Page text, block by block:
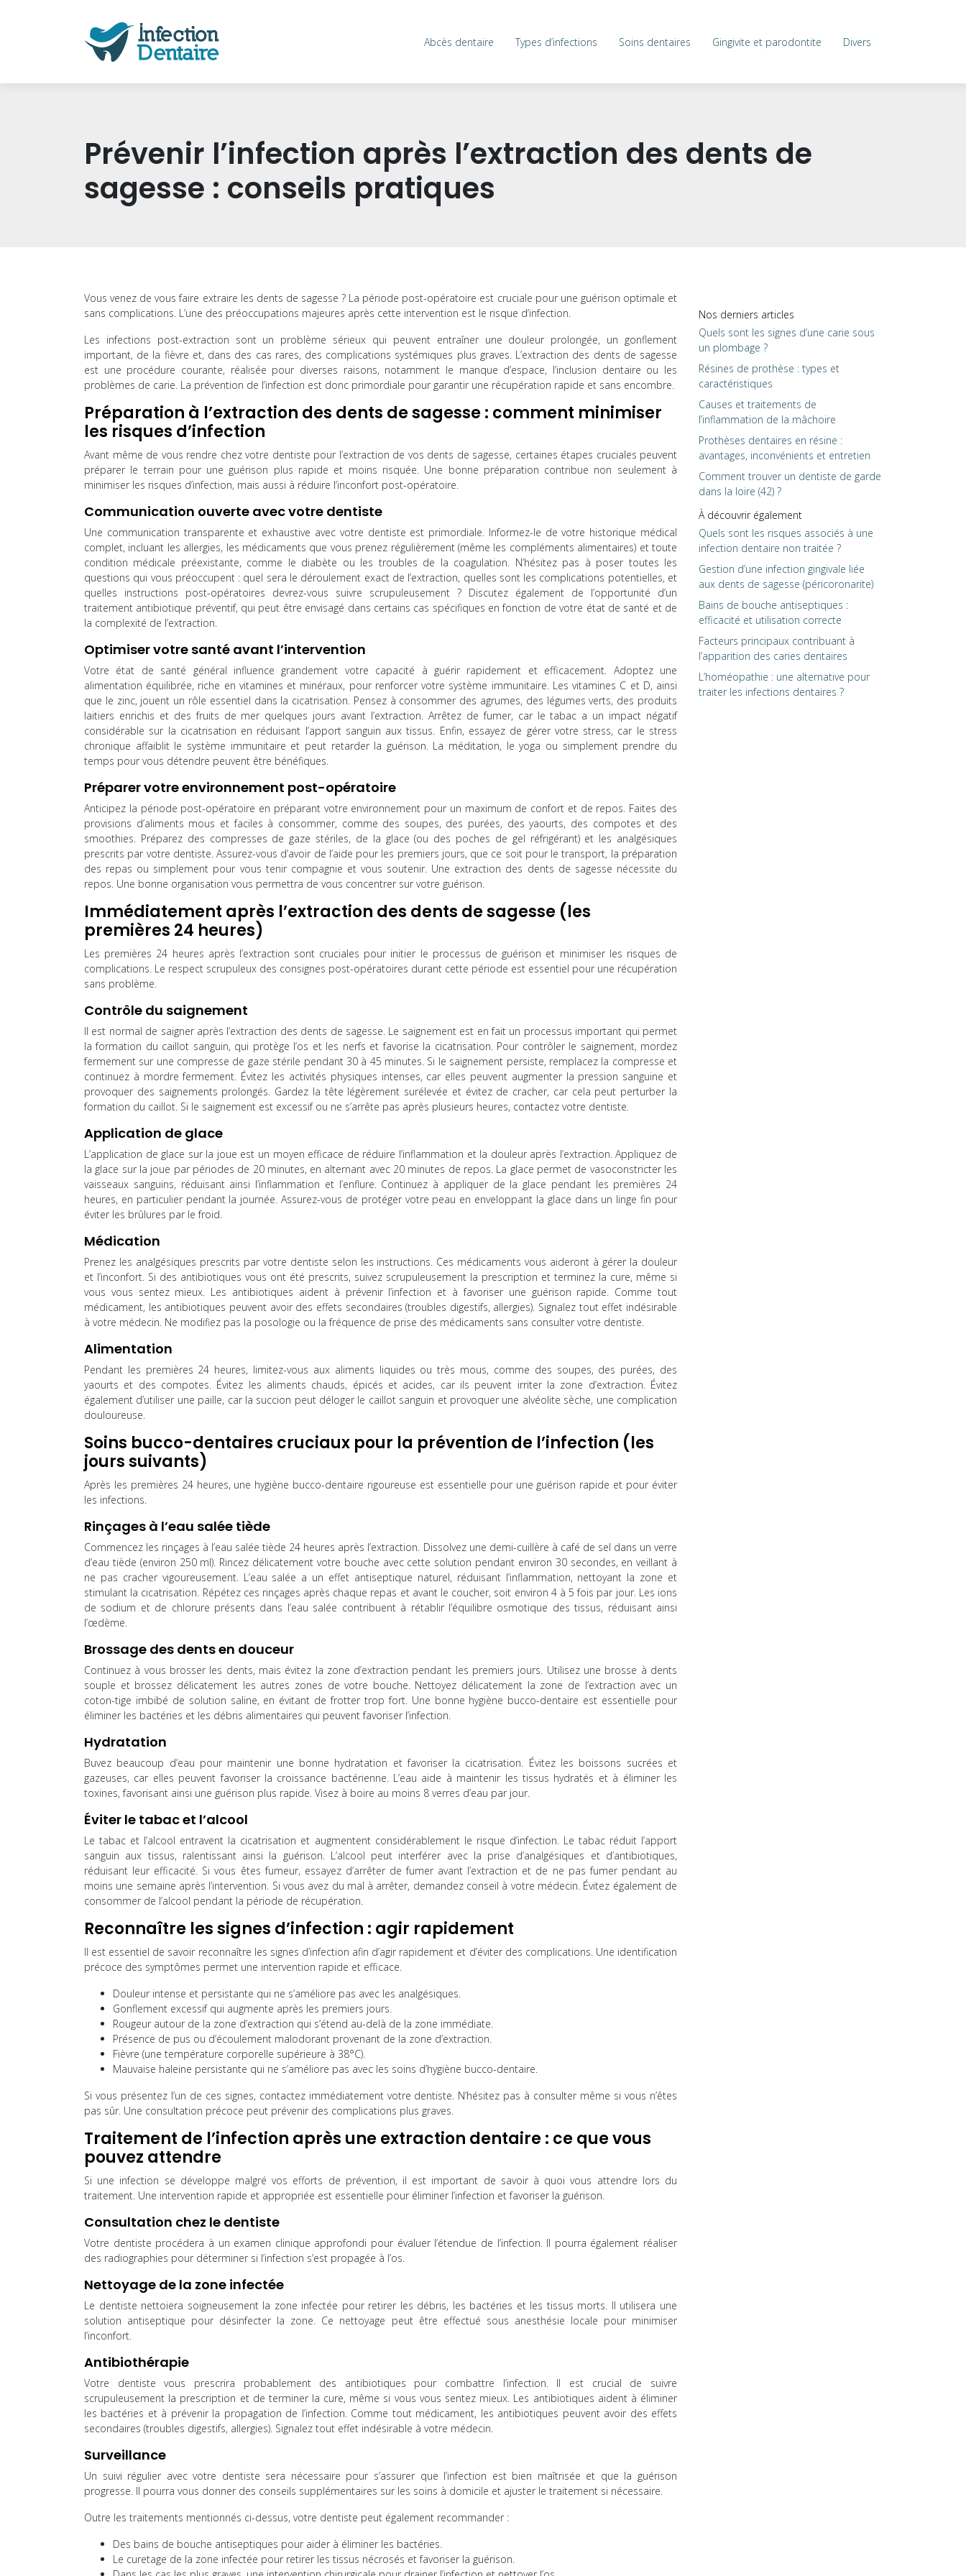
Abcès dentaire Types d’infections Soins dentaires Gingivite et parodontite Divers
Prévenir l’infection après l’extraction des dents de
sagesse : conseils pratiques
Vous venez de vous faire extraire les dents de sagesse ? La période post-opératoire est cruciale pour une guérison optimale et
sans complications. L’une des préoccupations majeures après cette intervention est le risque d’infection.
Les infections post-extraction sont un problème sérieux qui peuvent entraîner une douleur prolongée, un gonflement
important, de la fièvre et, dans des cas rares, des complications systémiques plus graves. L’extraction des dents de sagesse
est une procédure courante, réalisée pour diverses raisons, notamment le manque d’espace, l’inclusion dentaire ou les
problèmes de carie. La prévention de l’infection est donc primordiale pour garantir une récupération rapide et sans encombre.
Préparation à l’extraction des dents de sagesse : comment minimiser
les risques d’infection
Avant même de vous rendre chez votre dentiste pour l’extraction de vos dents de sagesse, certaines étapes cruciales peuvent
préparer le terrain pour une guérison plus rapide et moins risquée. Une bonne préparation contribue non seulement à
minimiser les risques d’infection, mais aussi à réduire l’inconfort post-opératoire.
Communication ouverte avec votre dentiste
Une communication transparente et exhaustive avec votre dentiste est primordiale. Informez-le de votre historique médical
complet, incluant les allergies, les médicaments que vous prenez régulièrement (même les compléments alimentaires) et toute
condition médicale préexistante, comme le diabète ou les troubles de la coagulation. N’hésitez pas à poser toutes les
questions qui vous préoccupent : quel sera le déroulement exact de l’extraction, quelles sont les complications potentielles, et
quelles instructions post-opératoires devrez-vous suivre scrupuleusement ? Discutez également de l’opportunité d’un
traitement antibiotique préventif, qui peut être envisagé dans certains cas spécifiques en fonction de votre état de santé et de
la complexité de l’extraction.
Optimiser votre santé avant l’intervention
Votre état de santé général influence grandement votre capacité à guérir rapidement et efficacement. Adoptez une
alimentation équilibrée, riche en vitamines et minéraux, pour renforcer votre système immunitaire. Les vitamines C et D, ainsi
que le zinc, jouent un rôle essentiel dans la cicatrisation. Pensez à consommer des agrumes, des légumes verts, des produits
laitiers enrichis et des fruits de mer quelques jours avant l’extraction. Arrêtez de fumer, car le tabac a un impact négatif
considérable sur la cicatrisation en réduisant l’apport sanguin aux tissus. Enfin, essayez de gérer votre stress, car le stress
chronique affaiblit le système immunitaire et peut retarder la guérison. La méditation, le yoga ou simplement prendre du
temps pour vous détendre peuvent être bénéfiques.
Préparer votre environnement post-opératoire
Anticipez la période post-opératoire en préparant votre environnement pour un maximum de confort et de repos. Faites des
provisions d’aliments mous et faciles à consommer, comme des soupes, des purées, des yaourts, des compotes et des
smoothies. Préparez des compresses de gaze stériles, de la glace (ou des poches de gel réfrigérant) et les analgésiques
prescrits par votre dentiste. Assurez-vous d’avoir de l’aide pour les premiers jours, que ce soit pour le transport, la préparation
des repas ou simplement pour vous tenir compagnie et vous soutenir. Une extraction des dents de sagesse nécessite du
repos. Une bonne organisation vous permettra de vous concentrer sur votre guérison.
Immédiatement après l’extraction des dents de sagesse (les
premières 24 heures)
Les premières 24 heures après l’extraction sont cruciales pour initier le processus de guérison et minimiser les risques de
complications. Le respect scrupuleux des consignes post-opératoires durant cette période est essentiel pour une récupération
sans problème.
Contrôle du saignement
Il est normal de saigner après l’extraction des dents de sagesse. Le saignement est en fait un processus important qui permet
la formation du caillot sanguin, qui protège l’os et les nerfs et favorise la cicatrisation. Pour contrôler le saignement, mordez
fermement sur une compresse de gaze stérile pendant 30 à 45 minutes. Si le saignement persiste, remplacez la compresse et
continuez à mordre fermement. Évitez les activités physiques intenses, car elles peuvent augmenter la pression sanguine et
provoquer des saignements prolongés. Gardez la tête légèrement surélevée et évitez de cracher, car cela peut perturber la
formation du caillot. Si le saignement est excessif ou ne s’arrête pas après plusieurs heures, contactez votre dentiste.
Application de glace
L’application de glace sur la joue est un moyen efficace de réduire l’inflammation et la douleur après l’extraction. Appliquez de
la glace sur la joue par périodes de 20 minutes, en alternant avec 20 minutes de repos. La glace permet de vasoconstricter les
vaisseaux sanguins, réduisant ainsi l’inflammation et l’enflure. Continuez à appliquer de la glace pendant les premières 24
heures, en particulier pendant la journée. Assurez-vous de protéger votre peau en enveloppant la glace dans un linge fin pour
éviter les brûlures par le froid.
Médication
Prenez les analgésiques prescrits par votre dentiste selon les instructions. Ces médicaments vous aideront à gérer la douleur
et l’inconfort. Si des antibiotiques vous ont été prescrits, suivez scrupuleusement la prescription et terminez la cure, même si
vous vous sentez mieux. Les antibiotiques aident à prévenir l’infection et à favoriser une guérison rapide. Comme tout
médicament, les antibiotiques peuvent avoir des effets secondaires (troubles digestifs, allergies). Signalez tout effet indésirable
à votre médecin. Ne modifiez pas la posologie ou la fréquence de prise des médicaments sans consulter votre dentiste.
Alimentation
Pendant les premières 24 heures, limitez-vous aux aliments liquides ou très mous, comme des soupes, des purées, des
yaourts et des compotes. Évitez les aliments chauds, épicés et acides, car ils peuvent irriter la zone d’extraction. Évitez
également d’utiliser une paille, car la succion peut déloger le caillot sanguin et provoquer une alvéolite sèche, une complication
douloureuse.
Soins bucco-dentaires cruciaux pour la prévention de l’infection (les
jours suivants)
Après les premières 24 heures, une hygiène bucco-dentaire rigoureuse est essentielle pour une guérison rapide et pour éviter
les infections.
Rinçages à l’eau salée tiède
Commencez les rinçages à l’eau salée tiède 24 heures après l’extraction. Dissolvez une demi-cuillère à café de sel dans un verre
d’eau tiède (environ 250 ml). Rincez délicatement votre bouche avec cette solution pendant environ 30 secondes, en veillant à
ne pas cracher vigoureusement. L’eau salée a un effet antiseptique naturel, réduisant l’inflammation, nettoyant la zone et
stimulant la cicatrisation. Répétez ces rinçages après chaque repas et avant le coucher, soit environ 4 à 5 fois par jour. Les ions
de sodium et de chlorure présents dans l’eau salée contribuent à rétablir l’équilibre osmotique des tissus, réduisant ainsi
l’œdème.
Brossage des dents en douceur
Continuez à vous brosser les dents, mais évitez la zone d’extraction pendant les premiers jours. Utilisez une brosse à dents
souple et brossez délicatement les autres zones de votre bouche. Nettoyez délicatement la zone de l’extraction avec un
coton-tige imbibé de solution saline, en évitant de frotter trop fort. Une bonne hygiène bucco-dentaire est essentielle pour
éliminer les bactéries et les débris alimentaires qui peuvent favoriser l’infection.
Hydratation
Buvez beaucoup d’eau pour maintenir une bonne hydratation et favoriser la cicatrisation. Évitez les boissons sucrées et
gazeuses, car elles peuvent favoriser la croissance bactérienne. L’eau aide à maintenir les tissus hydratés et à éliminer les
toxines, favorisant ainsi une guérison plus rapide. Visez à boire au moins 8 verres d’eau par jour.
Éviter le tabac et l’alcool
Le tabac et l’alcool entravent la cicatrisation et augmentent considérablement le risque d’infection. Le tabac réduit l’apport
sanguin aux tissus, ralentissant ainsi la guérison. L’alcool peut interférer avec la prise d’analgésiques et d’antibiotiques,
réduisant leur efficacité. Si vous êtes fumeur, essayez d’arrêter de fumer avant l’extraction et de ne pas fumer pendant au
moins une semaine après l’intervention. Si vous avez du mal à arrêter, demandez conseil à votre médecin. Évitez également de
consommer de l’alcool pendant la période de récupération.
Reconnaître les signes d’infection : agir rapidement
Il est essentiel de savoir reconnaître les signes d’infection afin d’agir rapidement et d’éviter des complications. Une identification
précoce des symptômes permet une intervention rapide et efficace.
Douleur intense et persistante qui ne s’améliore pas avec les analgésiques.
Gonflement excessif qui augmente après les premiers jours.
Rougeur autour de la zone d’extraction qui s’étend au-delà de la zone immédiate.
Présence de pus ou d’écoulement malodorant provenant de la zone d’extraction.
Fièvre (une température corporelle supérieure à 38°C).
Mauvaise haleine persistante qui ne s’améliore pas avec les soins d’hygiène bucco-dentaire.
Si vous présentez l’un de ces signes, contactez immédiatement votre dentiste. N’hésitez pas à consulter même si vous n’êtes
pas sûr. Une consultation précoce peut prévenir des complications plus graves.
Traitement de l’infection après une extraction dentaire : ce que vous
pouvez attendre
Si une infection se développe malgré vos efforts de prévention, il est important de savoir à quoi vous attendre lors du
traitement. Une intervention rapide et appropriée est essentielle pour éliminer l’infection et favoriser la guérison.
Consultation chez le dentiste
Votre dentiste procédera à un examen clinique approfondi pour évaluer l’étendue de l’infection. Il pourra également réaliser
des radiographies pour déterminer si l’infection s’est propagée à l’os.
Nettoyage de la zone infectée
Le dentiste nettoiera soigneusement la zone infectée pour retirer les débris, les bactéries et les tissus morts. Il utilisera une
solution antiseptique pour désinfecter la zone. Ce nettoyage peut être effectué sous anesthésie locale pour minimiser
l’inconfort.
Antibiothérapie
Votre dentiste vous prescrira probablement des antibiotiques pour combattre l’infection. Il est crucial de suivre
scrupuleusement la prescription et de terminer la cure, même si vous vous sentez mieux. Les antibiotiques aident à éliminer
les bactéries et à prévenir la propagation de l’infection. Comme tout médicament, les antibiotiques peuvent avoir des effets
secondaires (troubles digestifs, allergies). Signalez tout effet indésirable à votre médecin.
Surveillance
Un suivi régulier avec votre dentiste sera nécessaire pour s’assurer que l’infection est bien maîtrisée et que la guérison
progresse. Il pourra vous donner des conseils supplémentaires sur les soins à domicile et ajuster le traitement si nécessaire.
Outre les traitements mentionnés ci-dessus, votre dentiste peut également recommander :
Des bains de bouche antiseptiques pour aider à éliminer les bactéries.
Le curetage de la zone infectée pour retirer les tissus nécrosés et favoriser la guérison.
Nos derniers articles
Quels sont les signes d’une carie sous
un plombage ?
Résines de prothèse : types et
caractéristiques
Causes et traitements de
l’inflammation de la mâchoire
Prothèses dentaires en résine :
avantages, inconvénients et entretien
Comment trouver un dentiste de garde
dans la loire (42) ?
À découvrir également
Quels sont les risques associés à une
infection dentaire non traitée ?
Gestion d’une infection gingivale liée
aux dents de sagesse (péricoronarite)
Bains de bouche antiseptiques :
efficacité et utilisation correcte
Facteurs principaux contribuant à
l’apparition des caries dentaires
L’homéopathie : une alternative pour
traiter les infections dentaires ?